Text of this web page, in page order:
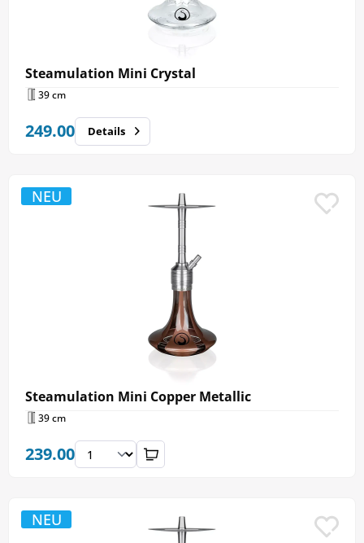
Steamulation Mini Crystal
39 cm
249.00 Details
Steamulation Mini Copper Metallic
39 cm
239.00
NEU
NEU